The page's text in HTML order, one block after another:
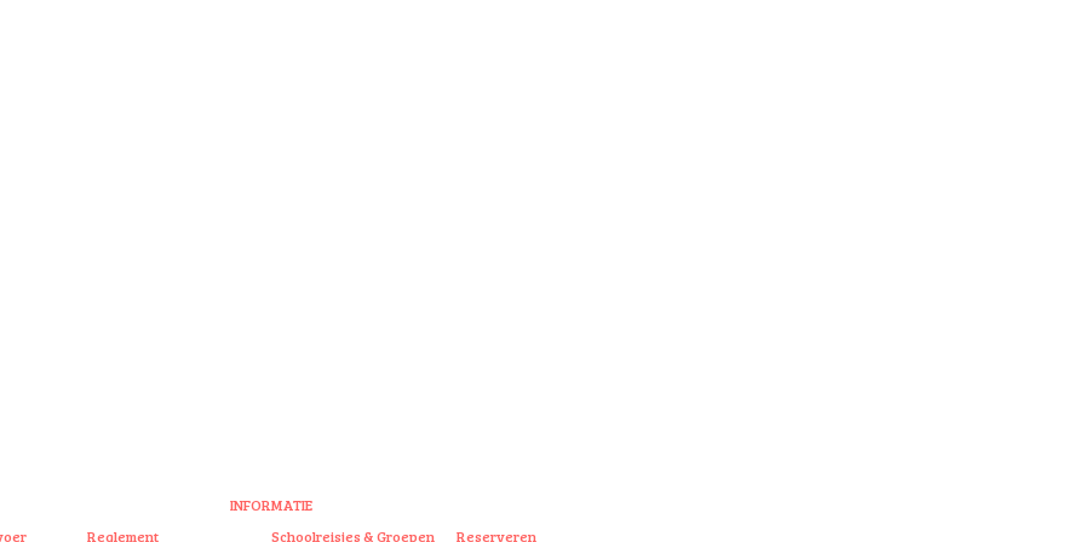
INFORMATIE
Reglement Schoolreisjes & Groepen
Reserveren